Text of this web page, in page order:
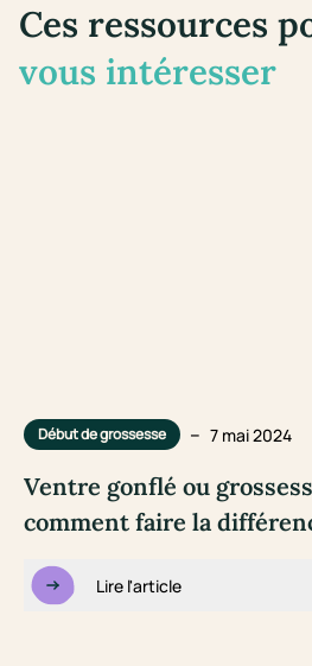
Ces ressources
vous intéresser
Début de grossesse – 7 mai 2024
Ventre gonflé ou
comment faire la
Lire l'article